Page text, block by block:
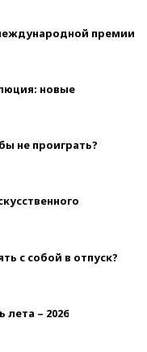
премии
новые
не проиграть?
с собой в отпуск?
лета – 2026